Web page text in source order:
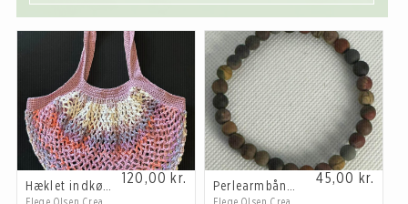
120,00 kr. 45,00 kr.